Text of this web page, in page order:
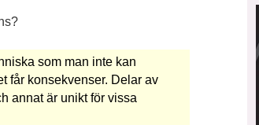
som man inte kan
får konsekvenser. Delar av
annat är unikt för vissa